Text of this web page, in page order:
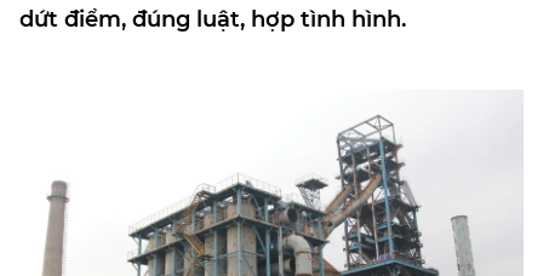
dứt điểm, đúng luật, hợp tình hình.